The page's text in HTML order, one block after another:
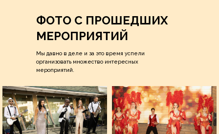
ФОТО С ПРОШЕДШИХ
МЕРОПРИЯТИЙ
Мы давно в деле и за это время успели
организовать множество интересных
мероприятий.